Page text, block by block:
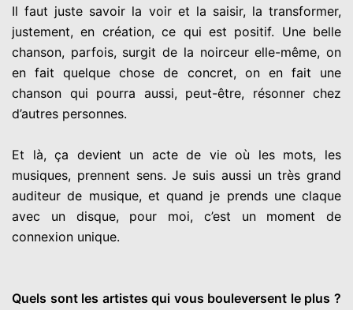
Il faut juste savoir la voir et la saisir, la transformer,
justement, en création, ce qui est positif. Une belle
chanson, parfois, surgit de la noirceur elle-même, on
en fait quelque chose de concret, on en fait une
chanson qui pourra aussi, peut-être, résonner chez
d’autres personnes.
Et là, ça devient un acte de vie où les mots, les
musiques, prennent sens. Je suis aussi un très grand
auditeur de musique, et quand je prends une claque
avec un disque, pour moi, c’est un moment de
connexion unique.
Quels sont les artistes qui vous bouleversent le plus ?